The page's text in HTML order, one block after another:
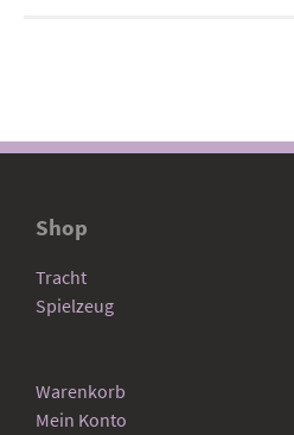
Shop
Tracht
Spielzeug
Warenkorb
Mein Konto